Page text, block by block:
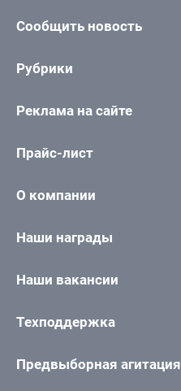
Сообщить новость
Рубрики
Реклама на сайте
Прайс-лист
О компании
Наши награды
Наши вакансии
Техподдержка
Предвыборная агитация